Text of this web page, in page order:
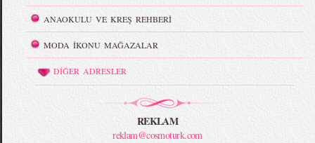
ANAOKULU VE KREŞ REHBERİ
MODA İKONU MAĞAZALAR
DİĞER ADRESLER
REKLAM
reklam@cosmoturk.com